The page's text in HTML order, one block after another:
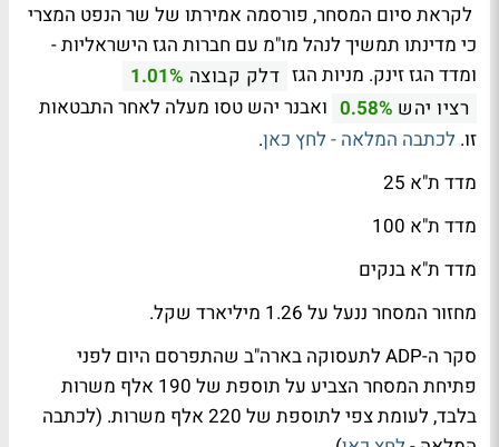
לקראת סיום המסחר, פורסמה אמירתו של שר הנפט המצרי
כי מדינתו תמשיך לנהל מו"מ עם חברות הגז הישראליות -
ומדד הגז זינק. מניות הגז דלק קבוצה 1.01%
רציו יהש 0.58% ואבנר יהש טסו מעלה לאחר התבטאות
זו. לכתבה המלאה - לחץ כאן.
מדד ת"א 25
מדד ת"א 100
מדד ת"א בנקים
מחזור המסחר ננעל על 1.26 מיליארד שקל.
סקר ה-ADP לתעסוקה בארה"ב שהתפרסם היום לפני
פתיחת המסחר הצביע על תוספת של 190 אלף משרות
בלבד, לעומת צפי לתוספת של 220 אלף משרות. (לכתבה